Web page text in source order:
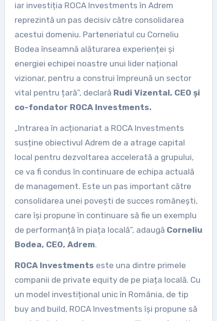
iar investiția ROCA Investments în Adrem
reprezintă un pas decisiv către consolidarea
acestui domeniu. Parteneriatul cu Corneliu
Bodea înseamnă alăturarea experienței și
energiei echipei noastre unui lider național
vizionar, pentru a construi împreună un sector
vital pentru țară”, declară Rudi Vizental, CEO și
co-fondator ROCA Investments.
„Intrarea în acționariat a ROCA Investments
susține obiectivul Adrem de a atrage capital
local pentru dezvoltarea accelerată a grupului,
ce va fi condus în continuare de echipa actuală
de management. Este un pas important către
consolidarea unei povești de succes românești,
care își propune în continuare să fie un exemplu
de performanță în piața locală”, adaugă Corneliu
Bodea, CEO, Adrem.
ROCA Investments este una dintre primele
companii de private equity de pe piața locală. Cu
un model investițional unic în România, de tip
buy and build, ROCA Investments își propune să